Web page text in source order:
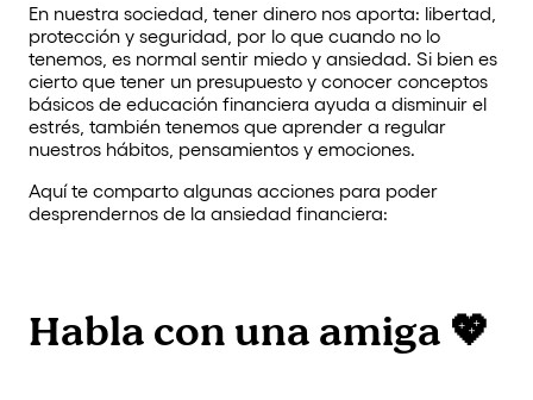
En nuestra sociedad, tener dinero nos aporta: libertad,
protección y seguridad, por lo que cuando no lo
tenemos, es normal sentir miedo y ansiedad. Si bien es
cierto que tener un presupuesto y conocer conceptos
básicos de educación financiera ayuda a disminuir el
estrés, también tenemos que aprender a regular
nuestros hábitos, pensamientos y emociones.
Aquí te comparto algunas acciones para poder
desprendernos de la ansiedad financiera:
Habla con una amiga 💖